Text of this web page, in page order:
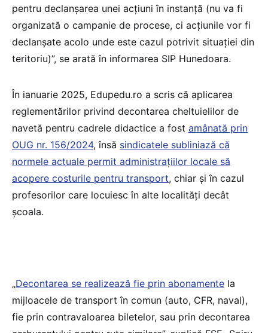
pentru declanșarea unei acțiuni în instanță (nu va fi
organizată o campanie de procese, ci acțiunile vor fi
declanșate acolo unde este cazul potrivit situației din
teritoriu)”, se arată în informarea SIP Hunedoara.
În ianuarie 2025, Edupedu.ro a scris că aplicarea
reglementărilor privind decontarea cheltuielilor de
navetă pentru cadrele didactice a fost amânată prin
OUG nr. 156/2024, însă sindicatele subliniază că
normele actuale permit administrațiilor locale să
acopere costurile pentru transport, chiar și în cazul
profesorilor care locuiesc în alte localități decât
școala.
„Decontarea se realizează fie prin abonamente la
mijloacele de transport în comun (auto, CFR, naval),
fie prin contravaloarea biletelor, sau prin decontarea